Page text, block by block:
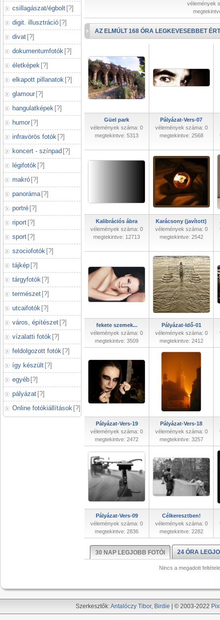
csillagászat/égbolt [?]
digit. illusztráció [?]
divat [?]
dokumentumfotók [?]
életképek [?]
elkapott pillanatok [?]
glamour [?]
hangulatképek [?]
humor [?]
infravörös fotók [?]
koncert - színpad [?]
légifotók [?]
makró [?]
panoráma [?]
portré [?]
riport [?]
sport [?]
szociofotók [?]
tájkép [?]
tárgyfotók [?]
természet [?]
utcaifotók [?]
város, építészet [?]
vízalatti fotók [?]
feldolgozott fotók [?]
így készült [?]
egyéb [?]
pályázat [?]
Online fotókiállítások [?]
vélemények
AZ ELMÚLT 168 ÓRA LEGKEVESEBBET
Güel park
vélemények száma: 0
megtekintve: 5313
Pályázat-Vers-07
vélemények száma: 0
megtekintve: 2568
Kalibrációs ábra
vélemények száma: 0
megtekintve: 12713
Karácsony (javított)
vélemények száma: 0
megtekintve: 2542
fekete szemek...
vélemények száma: 0
megtekintve: 3509
Pályázat-Idő-01
vélemények száma: 0
megtekintve: 2412
Pályázat-Vers-19
vélemények száma: 0
megtekintve: 2472
Pályázat-Vers-18
vélemények száma: 0
megtekintve: 3257
Pályázat-Vers-09
vélemények száma: 0
megtekintve: 2836
Célkeresztben!
vélemények száma: 0
megtekintve: 2282
30 NAP LEGJOBB FOTÓI 24 ÓRA
Nincs a megadott
Szerkesztők:Antalóczy Tibor, Birdie | © 2003-2022